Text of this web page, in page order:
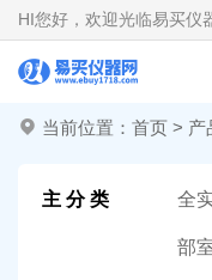
HI您好，欢迎光临易买仪
当前位置： 首页 > 产
主 分 类 全
部